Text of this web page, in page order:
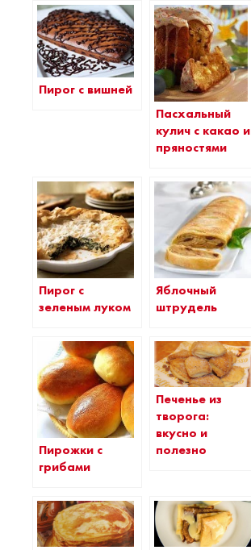
Пирог с вишней
Пасхальный
кулич с какао и
пряностями
Пирог с
зеленым луком
Яблочный
штрудель
Пирожки с
грибами
Печенье из
творога:
вкусно и
полезно